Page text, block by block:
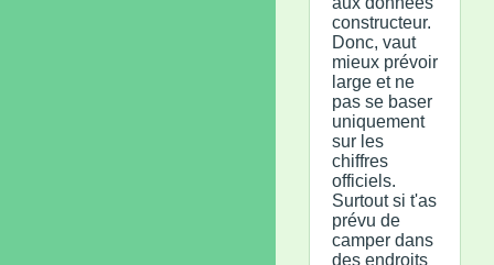
constructeur.
Donc, vaut
mieux prévoir
large et ne
pas se baser
uniquement
sur les
chiffres
officiels.
Surtout si t'as
prévu de
camper dans
des endroits